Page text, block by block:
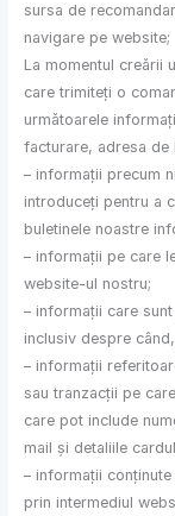
sursa de
navigare pe website;
La momentul creării
care trimiteți o
următoarele
facturare, adresa de
– informații precum
introduceți pentru a
buletinele noastre
– informații pe care
website-ul nostru;
– informații care
inclusiv despre
– informații
sau tranzacții pe
care pot include
mail și detaliile
– informații
prin intermediul